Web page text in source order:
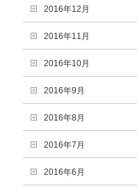
2016年12月
2016年11月
2016年10月
2016年9月
2016年8月
2016年7月
2016年6月